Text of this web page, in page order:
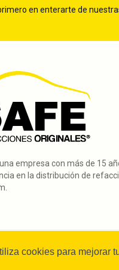
cookies para mejorar
en enterarte de
empresa con más de 15
en la distribución de
© 2024 SAFE Refacciones